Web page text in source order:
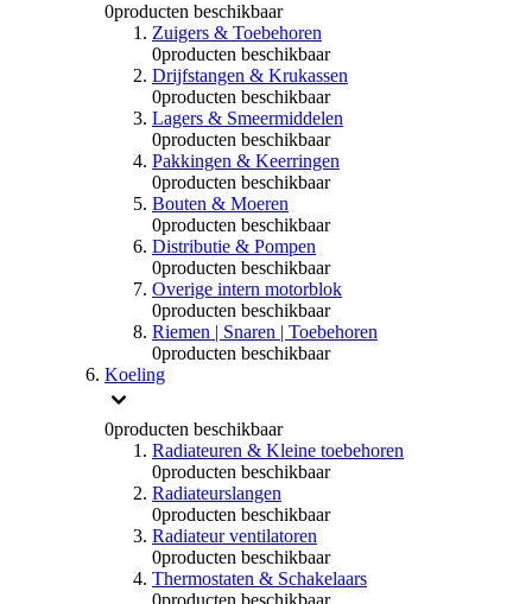
0producten beschikbaar
Zuigers & Toebehoren
0producten beschikbaar
Drijfstangen & Krukassen
0producten beschikbaar
Lagers & Smeermiddelen
0producten beschikbaar
Pakkingen & Keerringen
0producten beschikbaar
Bouten & Moeren
0producten beschikbaar
Distributie & Pompen
0producten beschikbaar
Overige intern motorblok
0producten beschikbaar
Riemen | Snaren | Toebehoren
0producten beschikbaar
Koeling
0producten beschikbaar
Radiateuren & Kleine toebehoren
0producten beschikbaar
Radiateurslangen
0producten beschikbaar
Radiateur ventilatoren
0producten beschikbaar
Thermostaten & Schakelaars
0producten beschikbaar